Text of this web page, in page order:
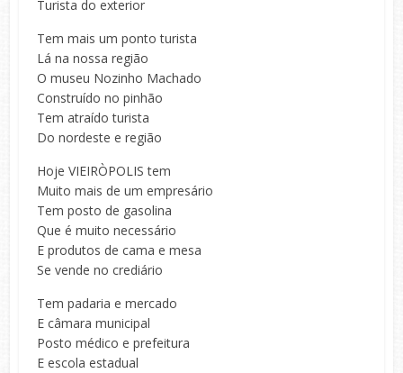
Turista do exterior
Tem mais um ponto turista
Lá na nossa região
O museu Nozinho Machado
Construído no pinhão
Tem atraído turista
Do nordeste e região
Hoje VIEIRÒPOLIS tem
Muito mais de um empresário
Tem posto de gasolina
Que é muito necessário
E produtos de cama e mesa
Se vende no crediário
Tem padaria e mercado
E câmara municipal
Posto médico e prefeitura
E escola estadual